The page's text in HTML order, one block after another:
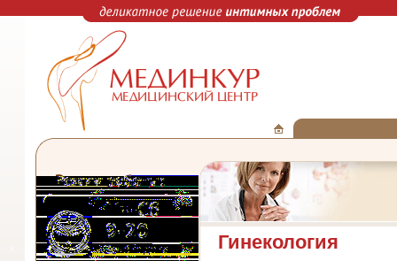
Гинекология